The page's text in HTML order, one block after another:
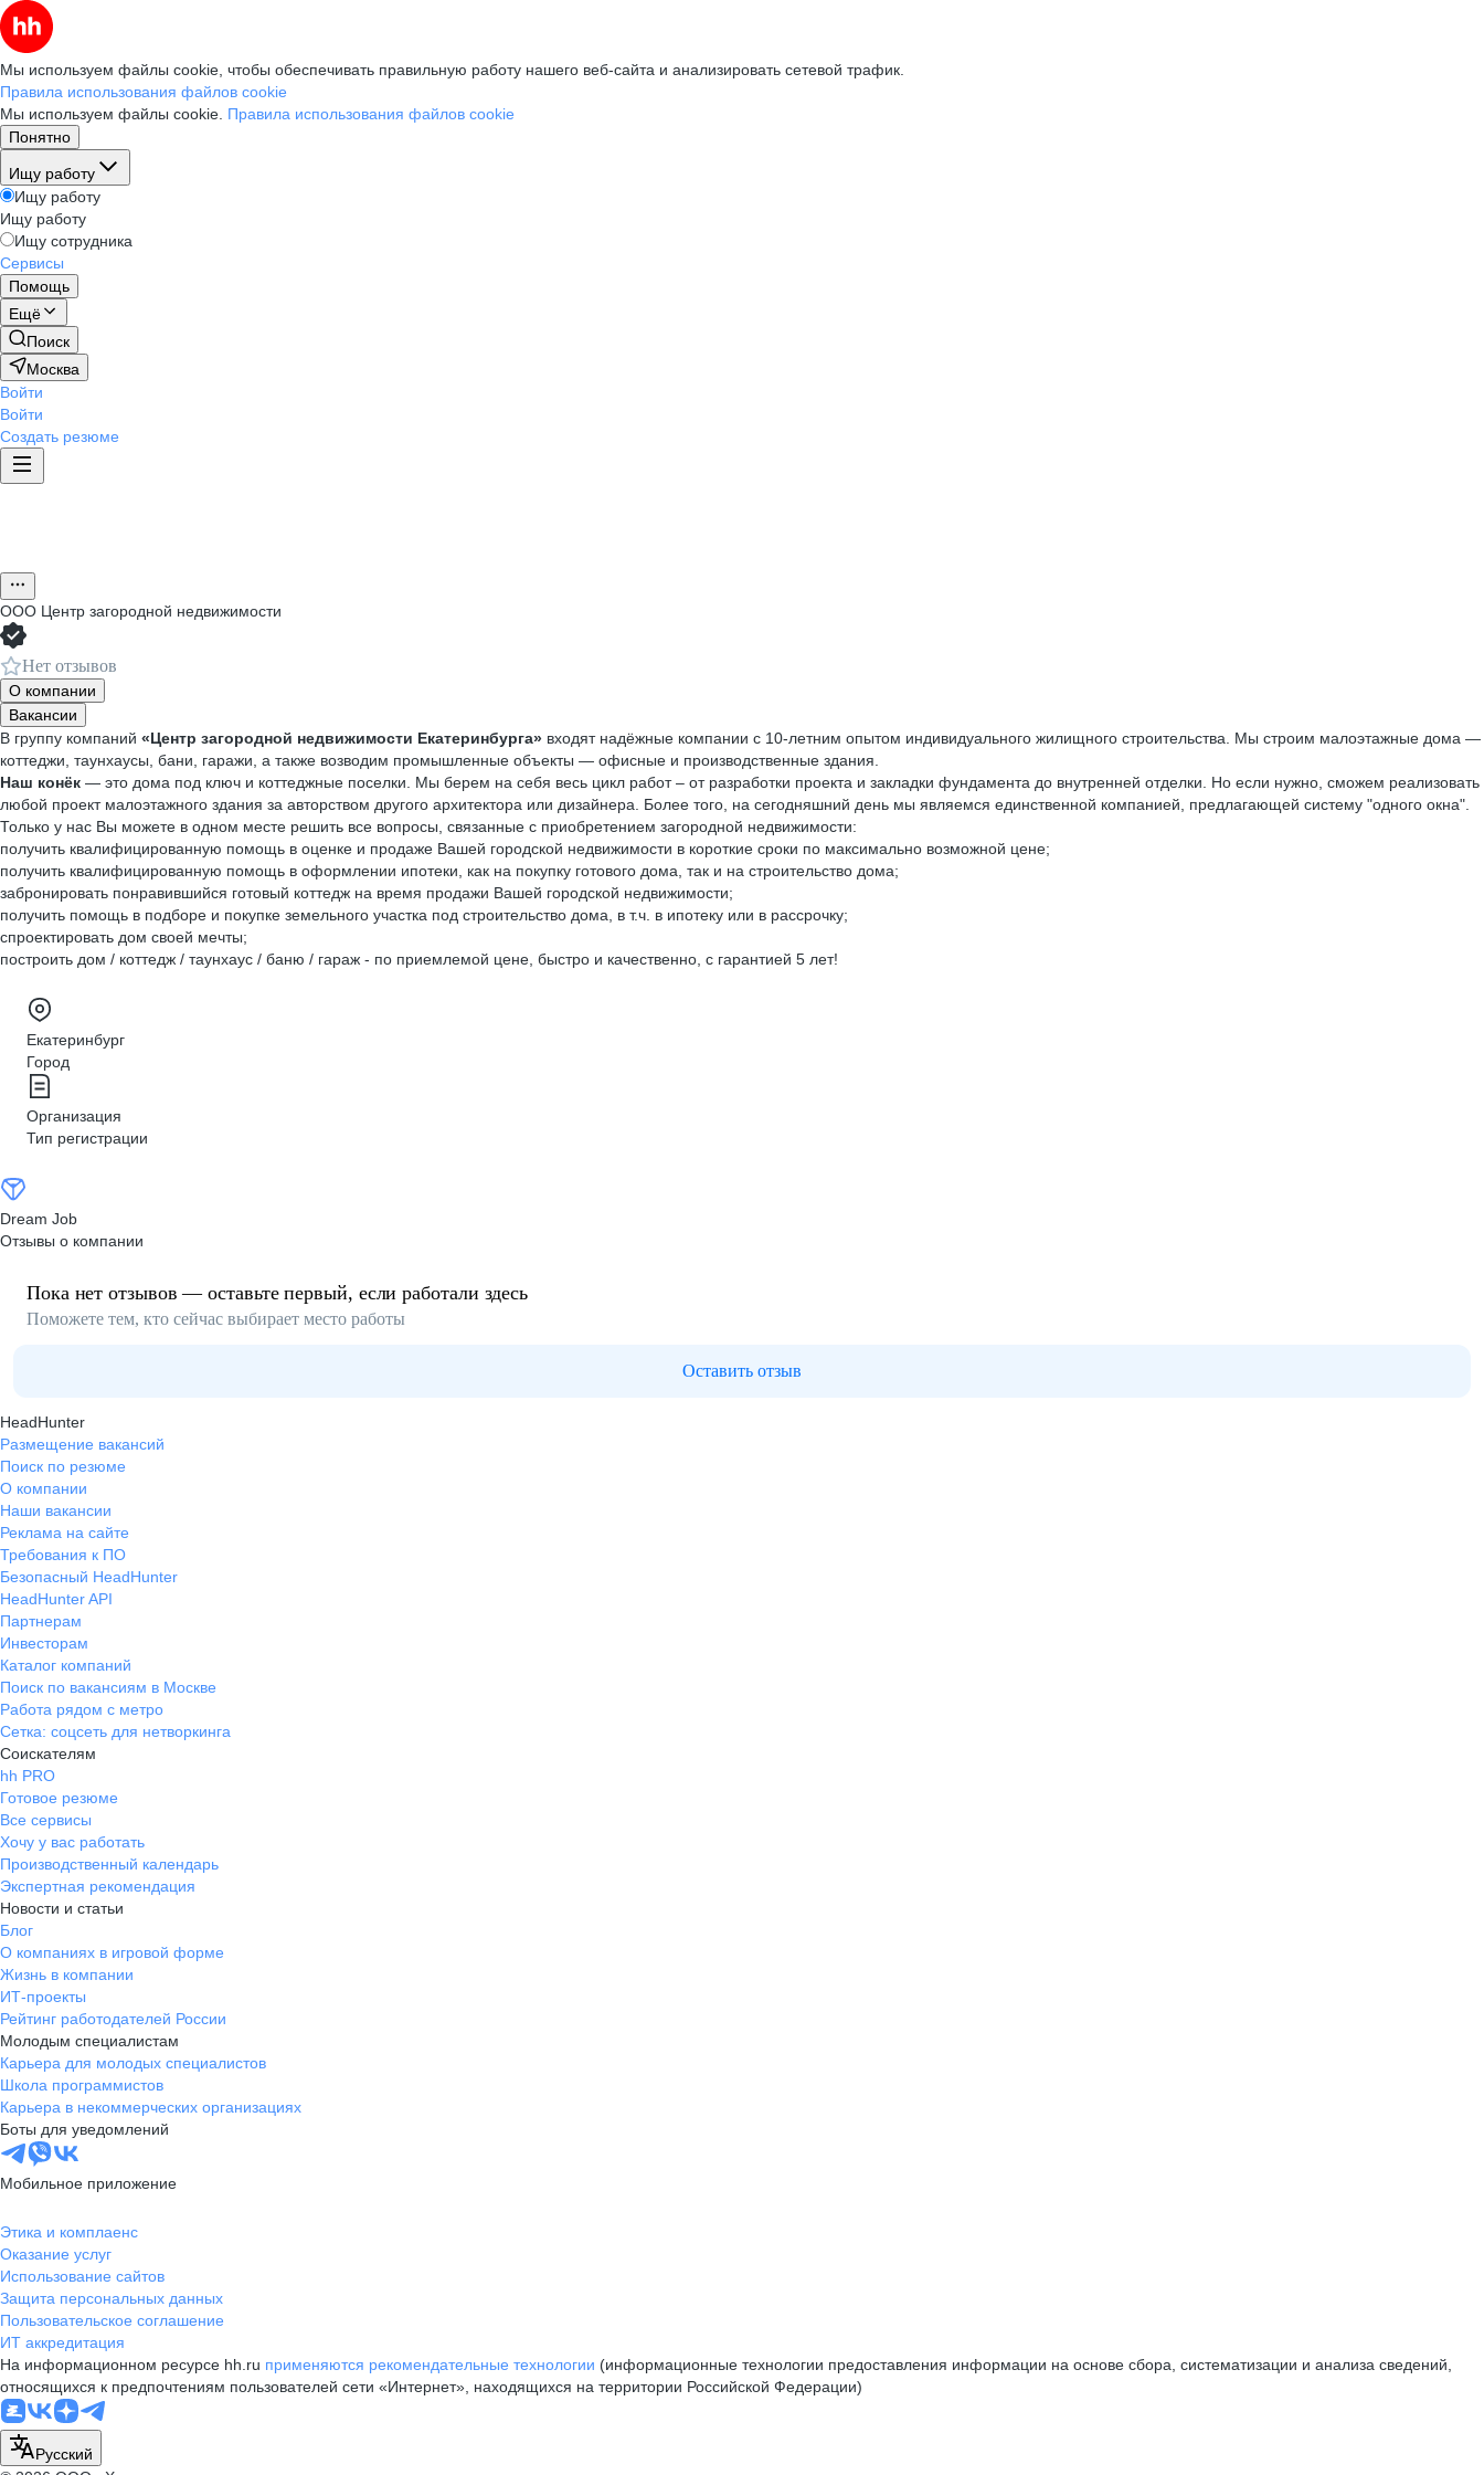
Мы используем файлы cookie, чтобы обеспечивать правильную работу нашего веб-сайта и анализировать сетевой трафик.
Правила использования файлов cookie
Мы используем файлы cookie. Правила использования файлов cookie
Понятно
Ищу работу
Ищу работу
Ищу работу
Ищу сотрудника
Сервисы
Помощь
Ещё
Поиск
Москва
Войти
Войти
Создать резюме
ООО Центр загородной недвижимости
Нет отзывов
О компании
Вакансии
В группу компаний «Центр загородной недвижимости Екатеринбурга» входят надёжные компании с 10-летним опытом индивидуального жилищного строительства. Мы строим малоэтажные дома —
коттеджи, таунхаусы, бани, гаражи, а также возводим промышленные объекты — офисные и производственные здания.
Наш конёк — это дома под ключ и коттеджные поселки. Мы берем на себя весь цикл работ – от разработки проекта и закладки фундамента до внутренней отделки. Но если нужно, сможем реализовать
любой проект малоэтажного здания за авторством другого архитектора или дизайнера. Более того, на сегодняшний день мы являемся единственной компанией, предлагающей систему "одного окна".
Только у нас Вы можете в одном месте решить все вопросы, связанные с приобретением загородной недвижимости:
получить квалифицированную помощь в оценке и продаже Вашей городской недвижимости в короткие сроки по максимально возможной цене;
получить квалифицированную помощь в оформлении ипотеки, как на покупку готового дома, так и на строительство дома;
забронировать понравившийся готовый коттедж на время продажи Вашей городской недвижимости;
получить помощь в подборе и покупке земельного участка под строительство дома, в т.ч. в ипотеку или в рассрочку;
спроектировать дом своей мечты;
построить дом / коттедж / таунхаус / баню / гараж - по приемлемой цене, быстро и качественно, с гарантией 5 лет!
Екатеринбург
Город
Организация
Тип регистрации
Dream Job
Отзывы о компании
Пока нет отзывов — оставьте первый, если работали здесь
Поможете тем, кто сейчас выбирает место работы
Оставить отзыв
HeadHunter
Размещение вакансий
Поиск по резюме
О компании
Наши вакансии
Реклама на сайте
Требования к ПО
Безопасный HeadHunter
HeadHunter API
Партнерам
Инвесторам
Каталог компаний
Поиск по вакансиям в Москве
Работа рядом с метро
Сетка: соцсеть для нетворкинга
Соискателям
hh PRO
Готовое резюме
Все сервисы
Хочу у вас работать
Производственный календарь
Экспертная рекомендация
Новости и статьи
Блог
О компаниях в игровой форме
Жизнь в компании
ИТ-проекты
Рейтинг работодателей России
Молодым специалистам
Карьера для молодых специалистов
Школа программистов
Карьера в некоммерческих организациях
Боты для уведомлений
Мобильное приложение
Этика и комплаенс
Оказание услуг
Использование сайтов
Защита персональных данных
Пользовательское соглашение
ИТ аккредитация
На информационном ресурсе hh.ru применяются рекомендательные технологии (информационные технологии предоставления информации на основе сбора, систематизации и анализа сведений,
относящихся к предпочтениям пользователей сети «Интернет», находящихся на территории Российской Федерации)
Русский